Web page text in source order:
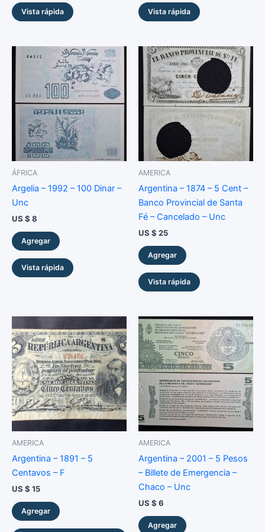
Vista rápida Vista rápida
ÁFRICA
Argelia – 1992 – 100 Dinar –
Unc
US $ 8
Agregar
Vista rápida
AMERICA
Argentina – 1874 – 5 Cent –
Banco Provincial de Santa
Fé – Cancelado – Unc
US $ 25
Agregar
Vista rápida
AMERICA
Argentina – 1891 – 5
Centavos – F
US $ 15
Agregar
AMERICA
Argentina – 2001 – 5 Pesos
– Billete de Emergencia –
Chaco – Unc
US $ 6
Agregar